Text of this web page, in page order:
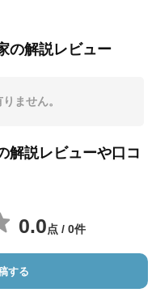
の解説レビュー
ません。
解説レビューや口コ
0.0点 / 0件
する